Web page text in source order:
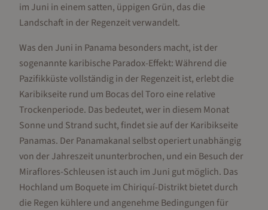
im Juni in einem satten, üppigen Grün, das die
Landschaft in der Regenzeit verwandelt.
Was den Juni in Panama besonders macht, ist der
sogenannte karibische Paradox-Effekt: Während die
Pazifikküste vollständig in der Regenzeit ist, erlebt die
Karibikseite rund um Bocas del Toro eine relative
Trockenperiode. Das bedeutet, wer in diesem Monat
Sonne und Strand sucht, findet sie auf der Karibikseite
Panamas. Der Panamakanal selbst operiert unabhängig
von der Jahreszeit ununterbrochen, und ein Besuch der
Miraflores-Schleusen ist auch im Juni gut möglich. Das
Hochland um Boquete im Chiriquí-Distrikt bietet durch
die Regen kühlere und angenehme Bedingungen für